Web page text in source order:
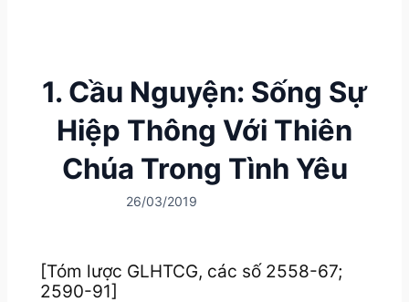
1. Cầu Nguyện: Sống Sự
Hiệp Thông Với Thiên
Chúa Trong Tình Yêu
26/03/2019
[Tóm lược GLHTCG, các số 2558-67;
2590-91]